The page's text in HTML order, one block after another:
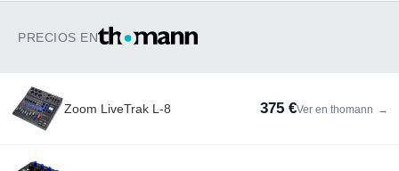
PRECIOS EN
Zoom LiveTrak L-8 375 €Ver en thomann →